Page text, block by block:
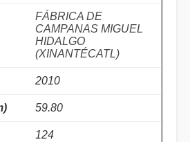
FÁBRICA DE
CAMPANAS MIGUEL
HIDALGO
(XINANTÉCATL)
2010
59.80
124